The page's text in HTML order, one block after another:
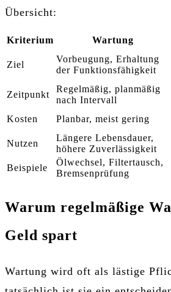
Übersicht:
Kriterium Wartung
Ziel
Vorbeugung, Erhaltung
der Funktionsfähigkeit
Zeitpunkt
Regelmäßig, planmäßig
nach Intervall
Kosten
Planbar, meist gering
Nutzen
Längere Lebensdauer,
höhere Zuverlässigkeit
Beispiele
Ölwechsel, Filtertausch,
Bremsenprüfung
Warum regelmäßige
Geld spart
Wartung wird oft als lästige